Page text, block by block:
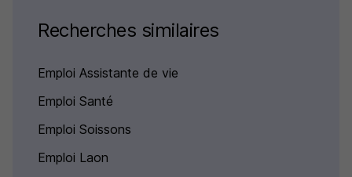
Recherches similaires
Emploi Assistante de vie
Emploi Santé
Emploi Soissons
Emploi Laon